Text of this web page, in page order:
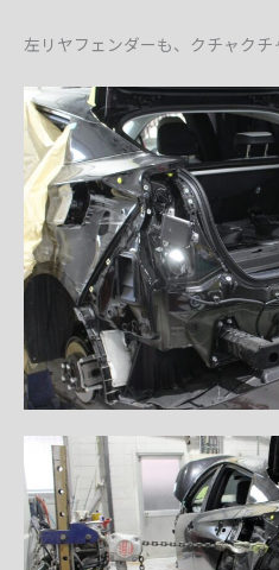
左リヤフェンダーも、クチャクチ